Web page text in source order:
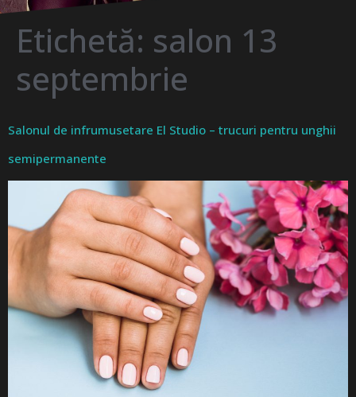
Etichetă: salon 13
septembrie
Salonul de infrumusetare El Studio – trucuri pentru unghii
semipermanente